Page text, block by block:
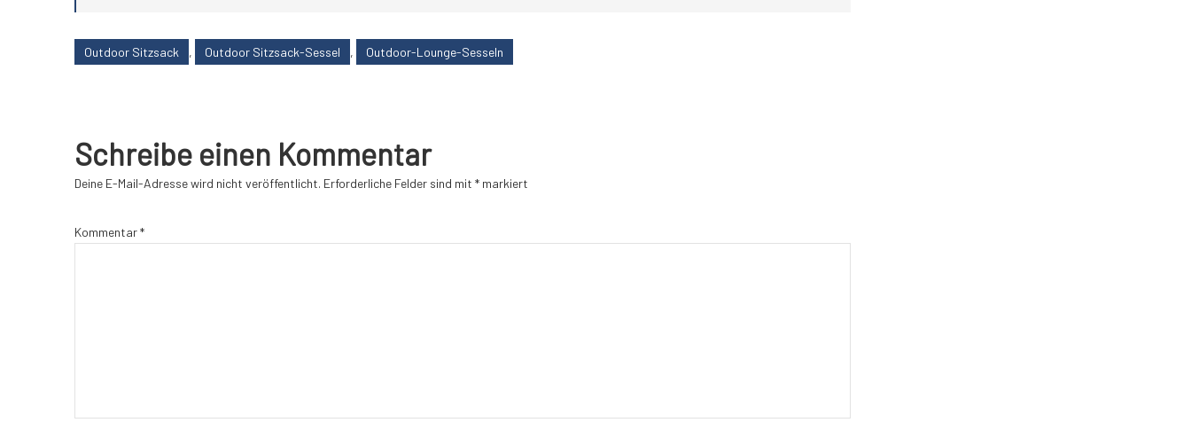
Outdoor Sitzsack , Outdoor Sitzsack-Sessel , Outdoor-Lounge-Sesseln
Schreibe einen Kommentar
Deine E-Mail-Adresse wird nicht veröffentlicht. Erforderliche Felder sind mit * markiert
Kommentar*